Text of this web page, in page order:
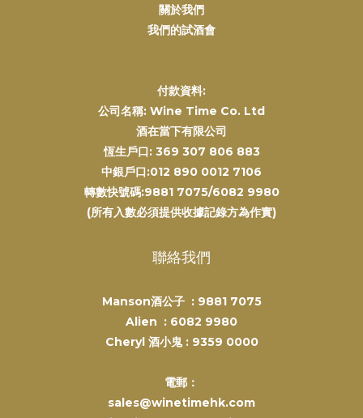
關於我們
我們的試酒會
付款資料:
公司名稱: Wine Time Co. Ltd
酒在當下有限公司
恆生戶口: 369 307 806 883
中銀戶口:012 890 0012 7106
轉數快號碼:9881 7075/6082 9980
(所有入數必須提供收據記錄方為作實)
聯絡我們
Manson酒公子 : 9881 7075
Alien : 6082 9980
Cheryl 酒小鬼 : 9359 0000
電郵：
sales@winetimehk.com